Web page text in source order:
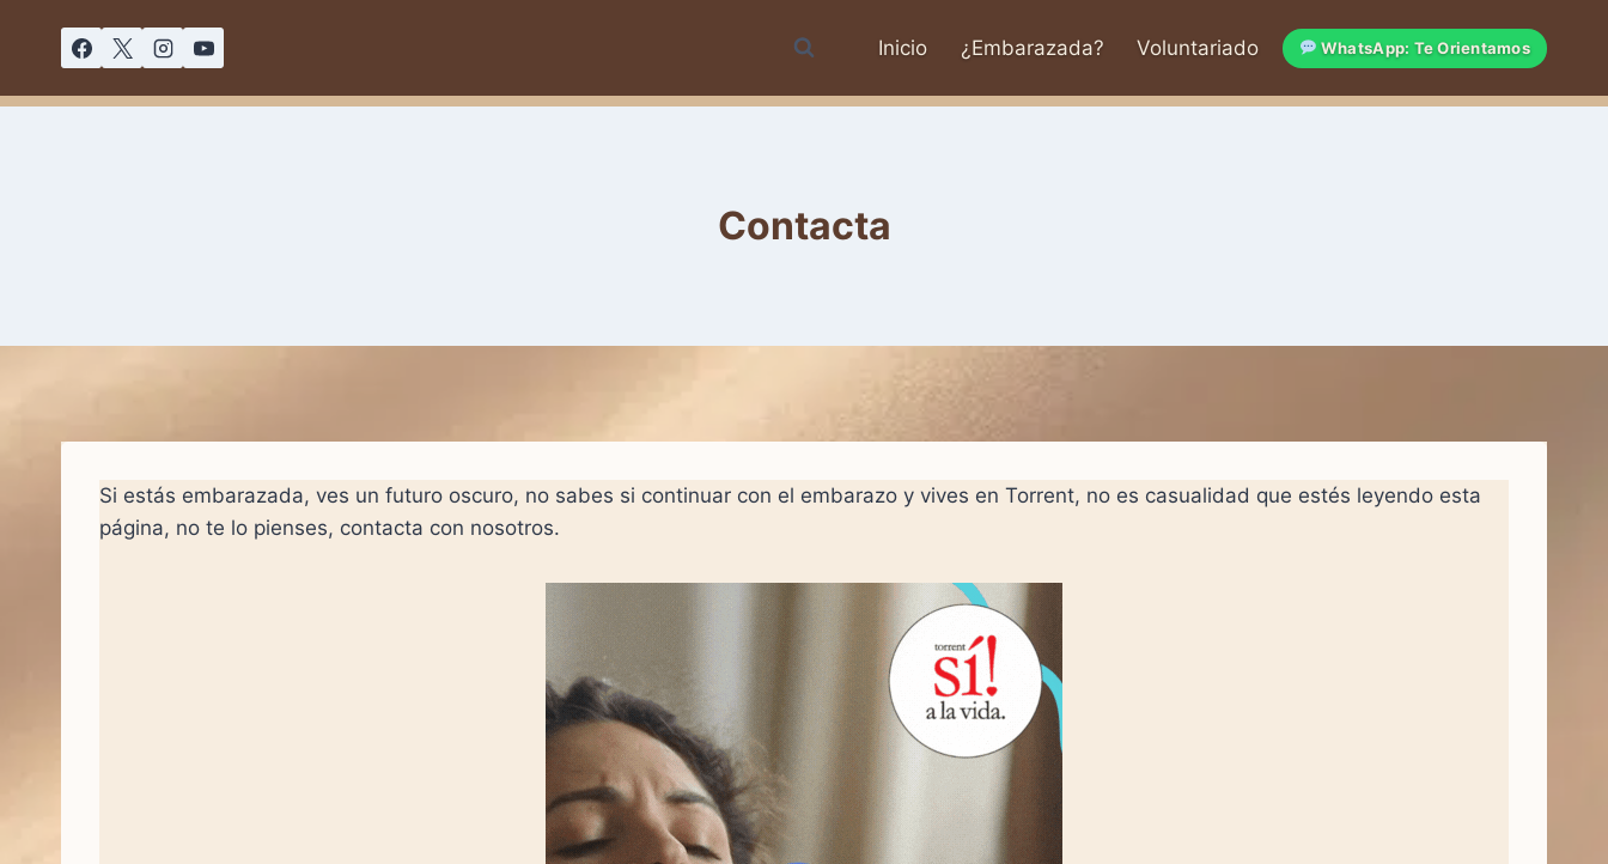
Inicio ¿Embarazada? Voluntariado WhatsApp: Te Orientamos
Contacta
Si estás embarazada, ves un futuro oscuro, no sabes si continuar con el embarazo y vives en Torrent, no es casualidad que estés leyendo esta
página, no te lo pienses, contacta con nosotros.